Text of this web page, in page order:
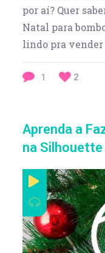
por aí? Quer
Natal para
lindo pra
1 2
Aprenda a
na